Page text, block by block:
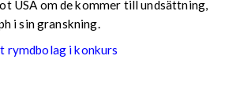
USA om de kommer till undsättning,
i sin granskning.
rymdbolag i konkurs